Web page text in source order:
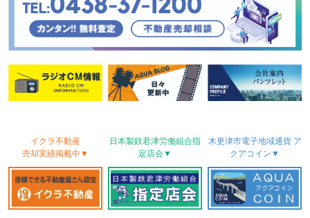
イクラ不動産
売却実績掲載中▼
日本製鉄君津労働組合指
定店会▼
木更津市電子地域通貨ア
クアコイン▼